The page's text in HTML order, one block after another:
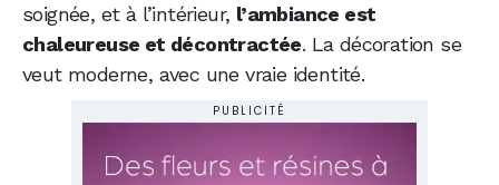
soignée, et à l’intérieur, l’ambiance est
chaleureuse et décontractée. La décoration se
veut moderne, avec une vraie identité.
PUBLICITÉ